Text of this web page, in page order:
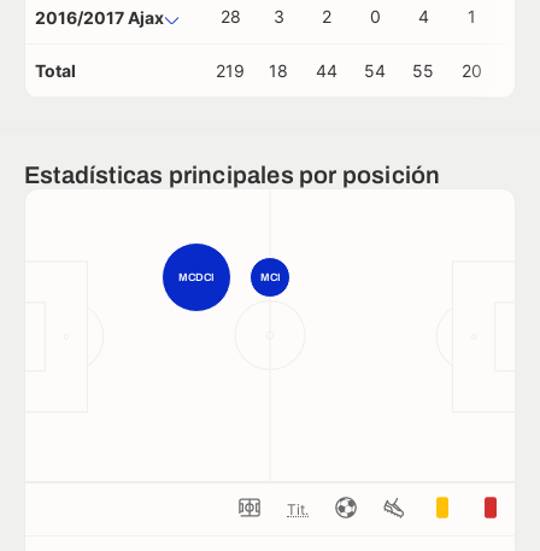
2016/2017 Ajax 28 3 2 0 4 1
Total 219 18 44 54 55 20
Estadísticas principales por posición
MCDCI MCI
Tit.